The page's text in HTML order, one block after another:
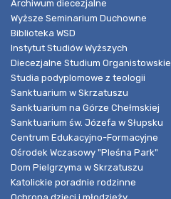
Archiwum diecezjalne
Wyższe Seminarium Duchowne
Biblioteka WSD
Instytut Studiów Wyższych
Diecezjalne Studium Organistowskie
Studia podyplomowe z teologii
Sanktuarium w Skrzatuszu
Sanktuarium na Górze Chełmskiej
Sanktuarium św. Józefa w Słupsku
Centrum Edukacyjno-Formacyjne
Ośrodek Wczasowy "Pleśna Park"
Dom Pielgrzyma w Skrzatuszu
Katolickie poradnie rodzinne